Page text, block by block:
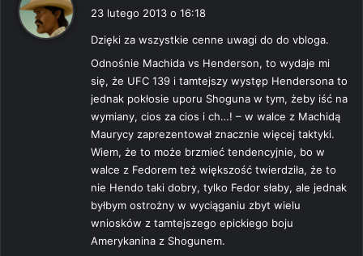
z
e
:
23 lutego 2013 o 16:18
Dzięki za wszystkie cenne uwagi do do vbloga.
Odnośnie Machida vs Henderson, to wydaje mi
się, że UFC 139 i tamtejszy występ Hendersona to
jednak pokłosie uporu Shoguna w tym, żeby iść na
wymiany, cios za cios i ch…! – w walce z Machidą
Maurycy zaprezentował znacznie więcej taktyki.
Wiem, że to może brzmieć tendencyjnie, bo w
walce z Fedorem też większość twierdziła, że to
nie Hendo taki dobry, tylko Fedor słaby, ale jednak
byłbym ostrożny w wyciąganiu zbyt wielu
wniosków z tamtejszego epickiego boju
Amerykanina z Shogunem.